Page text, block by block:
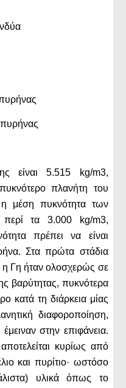
είναι 5.515 kg/m3,
πλανήτη του
μέση πυκνότητα των
περί τα 3.000 kg/m3,
πρέπει να είναι
Στα πρώτα στάδια
η Γη ήταν ολοσχερώς σε
βαρύτητας, πυκνότερα
κατά τη διάρκεια μίας
διαφοροποίηση,
στην επιφάνεια.
κυρίως από
και πυρίτιο· ωστόσο
υλικά όπως το